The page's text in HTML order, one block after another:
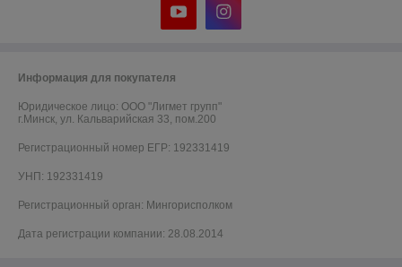
Информация для покупателя
Юридическое лицо: ООО "Лигмет групп"
г.Минск, ул. Кальварийская 33, пом.200
Регистрационный номер ЕГР: 192331419
УНП: 192331419
Регистрационный орган: Мингорисполком
Дата регистрации компании: 28.08.2014